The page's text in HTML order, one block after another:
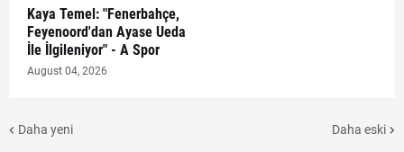
Kaya Temel: "Fenerbahçe,
Feyenoord'dan Ayase Ueda
İle İlgileniyor" - A Spor
August 04, 2026
Daha yeni Daha eski